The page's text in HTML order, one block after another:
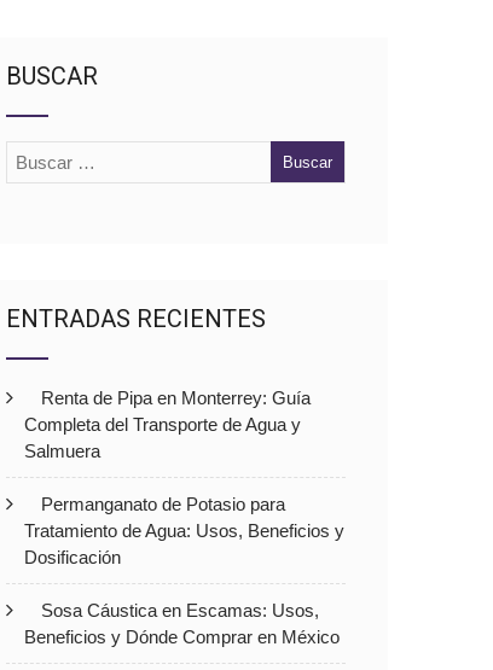
BUSCAR
ENTRADAS RECIENTES
Renta de Pipa en Monterrey: Guía
Completa del Transporte de Agua y
Salmuera
Permanganato de Potasio para
Tratamiento de Agua: Usos, Beneficios y
Dosificación
Sosa Cáustica en Escamas: Usos,
Beneficios y Dónde Comprar en México